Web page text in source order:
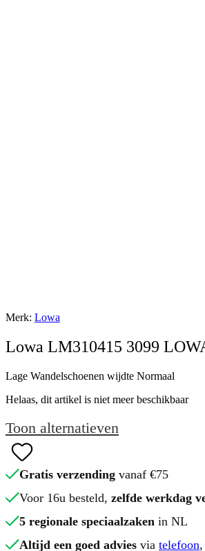
Merk: Lowa
Lowa LM310415 3099
Lage Wandelschoenen wijdte Normaal
Helaas, dit artikel is niet meer beschikbaar
Toon alternatieven
Gratis verzending vanaf €75
Voor 16u besteld, zelfde werkdag
5 regionale speciaalzaken in NL
Altijd een goed advies via telefoon,